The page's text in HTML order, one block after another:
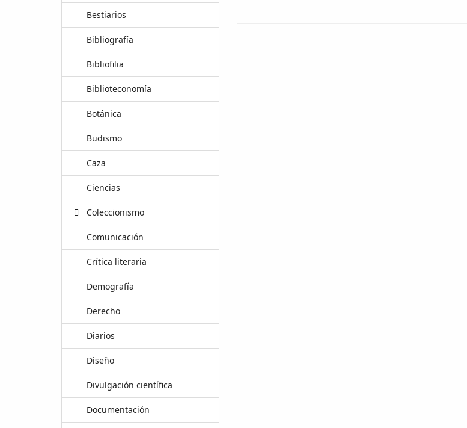
Bestiarios
Bibliografía
Bibliofilia
Biblioteconomía
Botánica
Budismo
Caza
Ciencias
Coleccionismo
Comunicación
Crítica literaria
Demografía
Derecho
Diarios
Diseño
Divulgación científica
Documentación